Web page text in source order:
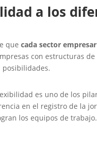
a los
quecada sector
con estructuras de
posibilidades.
es uno de los
en el registro de la
los equipos de trabajo.